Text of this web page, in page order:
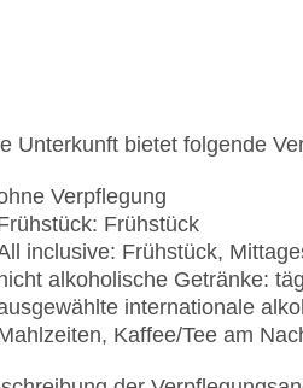
Unterkunft bietet folgende
Verpflegung
Frühstück
inclusive: Frühstück,
alkoholische Getränke:
internationale
Kaffee/Tee am